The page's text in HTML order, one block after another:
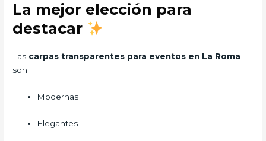
La mejor elección para
destacar
Las carpas transparentes para eventos en La Roma
son:
Modernas
Elegantes